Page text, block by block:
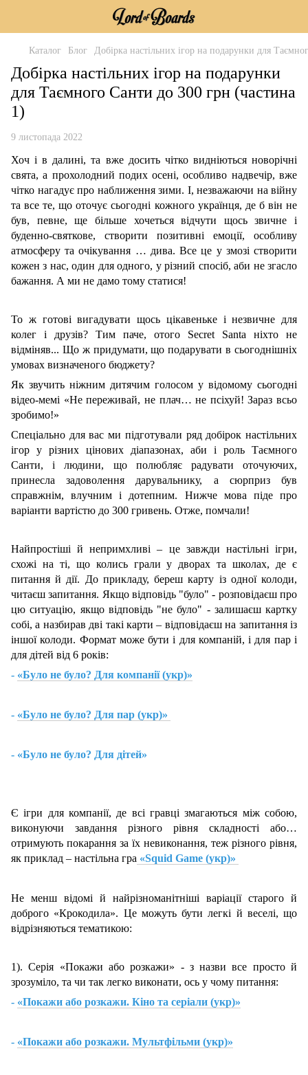
Каталог Блог Добірка настільних ігор на подарунки для
Добірка настільних ігор на подарунки
для Таємного Санти до 300 грн (частина
1)
9 листопада 2022
Хоч і в далині, та вже досить чітко видніються новорічні
свята, а прохолодний подих осені, особливо надвечір, вже
чітко нагадує про наближення зими. І, незважаючи на війну
та все те, що оточує сьогодні кожного українця, де б він не
був, певне, ще більше хочеться відчути щось звичне і
буденно-святкове, створити позитивні емоції, особливу
атмосферу та очікування … дива. Все це у змозі створити
кожен з нас, один для одного, у різний спосіб, аби не згасло
бажання. А ми не дамо тому статися!
То ж готові вигадувати щось цікавеньке і незвичне для
колег і друзів? Тим паче, отого Secret Santa ніхто не
відміняв... Що ж придумати, що подарувати в сьогоднішніх
умовах визначеного бюджету?
Як звучить ніжним дитячим голосом у відомому сьогодні
відео-мемі «Не переживай, не плач… не псіхуй! Зараз всьо
зробимо!»
Спеціально для вас ми підготували ряд добірок настільних
ігор у різних цінових діапазонах, аби і роль Таємного
Санти, і людини, що полюбляє радувати оточуючих,
принесла задоволення дарувальнику, а сюрприз був
справжнім, влучним і дотепним. Нижче мова піде про
варіанти вартістю до 300 гривень. Отже, помчали!
Найпростіші й непримхливі – це завжди настільні ігри,
схожі на ті, що колись грали у дворах та школах, де є
питання й дії. До прикладу, береш карту із одної колоди,
читаєш запитання. Якщо відповідь "було" - розповідаєш про
цю ситуацію, якщо відповідь "не було" - залишаєш картку
собі, а назбирав дві такі карти – відповідаєш на запитання із
іншої колоди. Формат може бути і для компаній, і для пар і
для дітей від 6 років:
- «Було не було? Для компанії (укр)»
- «Було не було? Для пар (укр)»
- «Було не було? Для дітей»
Є ігри для компанії, де всі гравці змагаються між собою,
виконуючи завдання різного рівня складності або…
отримують покарання за їх невиконання, теж різного рівня,
як приклад – настільна гра «Squid Game (укр)»
Не менш відомі й найрізноманітніші варіації старого й
доброго «Крокодила». Це можуть бути легкі й веселі, що
відрізняються тематикою:
1). Серія «Покажи або розкажи» - з назви все просто й
зрозуміло, та чи так легко виконати, ось у чому питання:
- «Покажи або розкажи. Кіно та серіали (укр)»
- «Покажи або розкажи. Мультфільми (укр)»